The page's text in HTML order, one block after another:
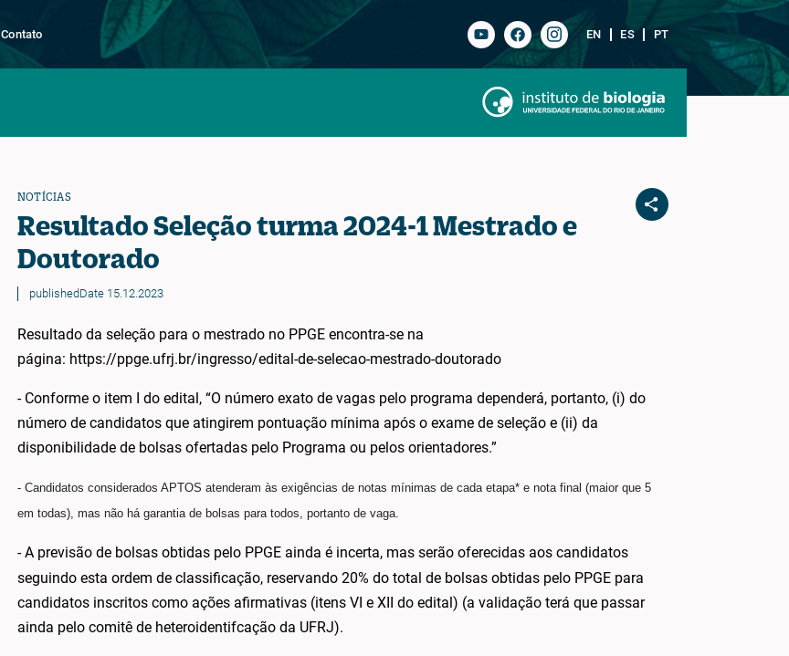
Contato EN ES PT
NOTÍCIAS
Resultado Seleção turma 2024-1 Mestrado e
Doutorado
publishedDate 15.12.2023
Resultado da seleção para o mestrado no PPGE encontra-se na
página: https://ppge.ufrj.br/ingresso/edital-de-selecao-mestrado-doutorado
- Conforme o item I do edital, “O número exato de vagas pelo programa dependerá, portanto, (i) do
número de candidatos que atingirem pontuação mínima após o exame de seleção e (ii) da
disponibilidade de bolsas ofertadas pelo Programa ou pelos orientadores.”
- Candidatos considerados APTOS atenderam às exigências de notas mínimas de cada etapa* e nota final (maior que 5
em todas), mas não há garantia de bolsas para todos, portanto de vaga.
- A previsão de bolsas obtidas pelo PPGE ainda é incerta, mas serão oferecidas aos candidatos
seguindo esta ordem de classificação, reservando 20% do total de bolsas obtidas pelo PPGE para
candidatos inscritos como ações afirmativas (itens VI e XII do edital) (a validação terá que passar
ainda pelo comitê de heteroidentifcação da UFRJ).